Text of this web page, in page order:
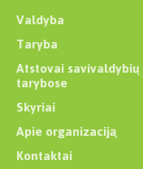
Valdyba
Taryba
Atstovai savivaldybių
tarybose
Skyriai
Apie organizaciją
Kontaktai